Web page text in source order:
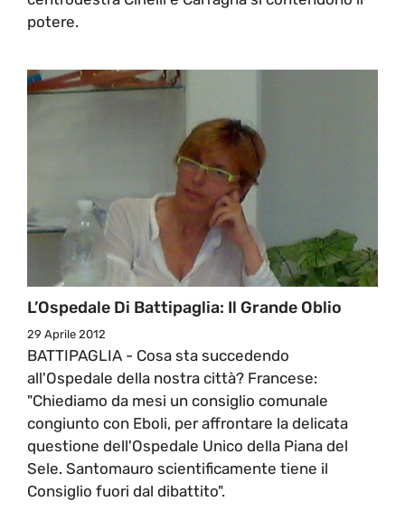
potere.
L’Ospedale Di Battipaglia: Il Grande Oblio
29 Aprile 2012
BATTIPAGLIA - Cosa sta succedendo
all'Ospedale della nostra città? Francese:
"Chiediamo da mesi un consiglio comunale
congiunto con Eboli, per affrontare la delicata
questione dell'Ospedale Unico della Piana del
Sele. Santomauro scientificamente tiene il
Consiglio fuori dal dibattito".